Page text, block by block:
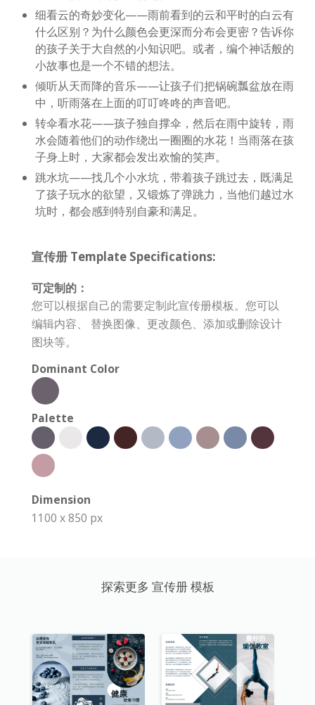
细看云的奇妙变化——雨前看到的云和平时的白云有
什么区别？为什么颜色会更深而分布会更密？告诉你
的孩子关于大自然的小知识吧。或者，编个神话般的
小故事也是一个不错的想法。
倾听从天而降的音乐——让孩子们把锅碗瓢盆放在雨
中，听雨落在上面的叮叮咚咚的声音吧。
转伞看水花——孩子独自撑伞，然后在雨中旋转，雨
水会随着他们的动作绕出一圈圈的水花！当雨落在孩
子身上时，大家都会发出欢愉的笑声。
跳水坑——找几个小水坑，带着孩子跳过去，既满足
了孩子玩水的欲望，又锻炼了弹跳力，当他们越过水
坑时，都会感到特别自豪和满足。
宣传册 Template Specifications:
可定制的：
您可以根据自己的需要定制此宣传册模板。您可以
编辑内容、 替换图像、更改颜色、添加或删除设计
图块等。
Dominant Color
Palette
Dimension
1100 x 850 px
探索更多 宣传册 模板